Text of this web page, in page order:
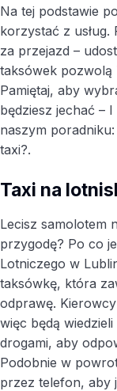
Na tej podstawie
korzystać z
za przejazd –
taksówek pozwolą
Pamiętaj, aby
będziesz jechać –
naszym
taxi?.
Taxi na
Lecisz samolotem
przygodę? Po co
Lotniczego w
taksówkę, która
odprawę.
więc będą
drogami, aby
Podobnie w
przez telefon, aby